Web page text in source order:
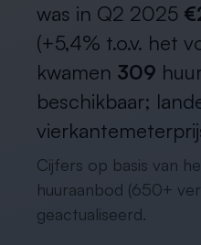
was in Q2 2025
(+5,4% t.o.v. het
kwamen 309
beschikbaar;
Cijfers op basis van
huuraanbod (650+
geactualiseerd.